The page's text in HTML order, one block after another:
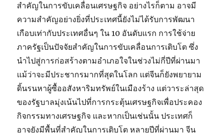
สำคัญในการขับเคลื่อนเศรษฐกิจ อย่างไรก็ตาม อาจมี
ความสำคัญอย่างยิ่งที่ประเทศนี้ยังไม่ได้รับการพัฒนา
เกือบเท่ากับประเทศอื่นๆ ใน 10 อันดับแรก การใช้จ่าย
ภาครัฐเป็นปัจจัยสำคัญในการขับเคลื่อนการเติบโต ซึ่ง
นำไปสู่การก่อสร้างตามอำเภอใจในช่วงไม่กี่ปีที่ผ่านมา
แม้ว่าจะมีประชากรมากที่สุดในโลก แต่จีนก็ยังพยายาม
ดิ้นรนหาผู้ซื้ออสังหาริมทรัพย์ในเมืองร้าง แต่วาระล่าสุด
ของรัฐบาลมุ่งเน้นไปที่การกระตุ้นเศรษฐกิจเพื่อประคอง
กิจกรรมทางเศรษฐกิจ และหากเป็นเช่นนั้น ประเทศก็
อาจยังมีพื้นที่สำคัญในการเติบโต หลายปีที่ผ่านมา จีน